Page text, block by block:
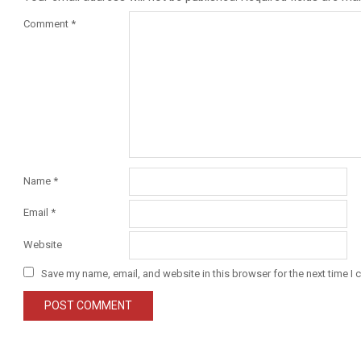
Comment *
Name *
Email *
Website
Save my name, email, and website in this browser for the next time I